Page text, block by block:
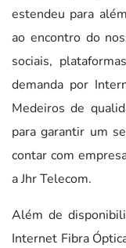
estendeu para
ao encontro do
sociais,
demanda por
Medeiros de
para garantir um
contar com
a Jhr Telecom.
Além de
Internet Fibra